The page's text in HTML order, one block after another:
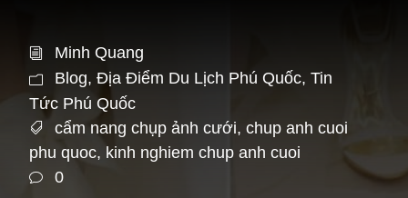
Minh Quang
Blog, Địa Điểm Du Lịch Phú Quốc, Tin
Tức Phú Quốc
cẩm nang chụp ảnh cưới, chup anh cuoi
phu quoc, kinh nghiem chup anh cuoi
0